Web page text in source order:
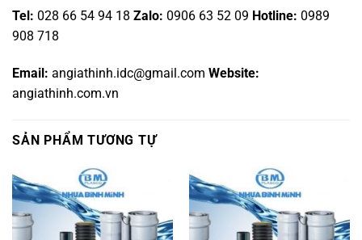
Tel: 028 66 54 94 18 Zalo: 0906 63 52 09 Hotline: 0989
908 718
Email: angiathinh.idc@gmail.com Website:
angiathinh.com.vn
SẢN PHẨM TƯƠNG TỰ